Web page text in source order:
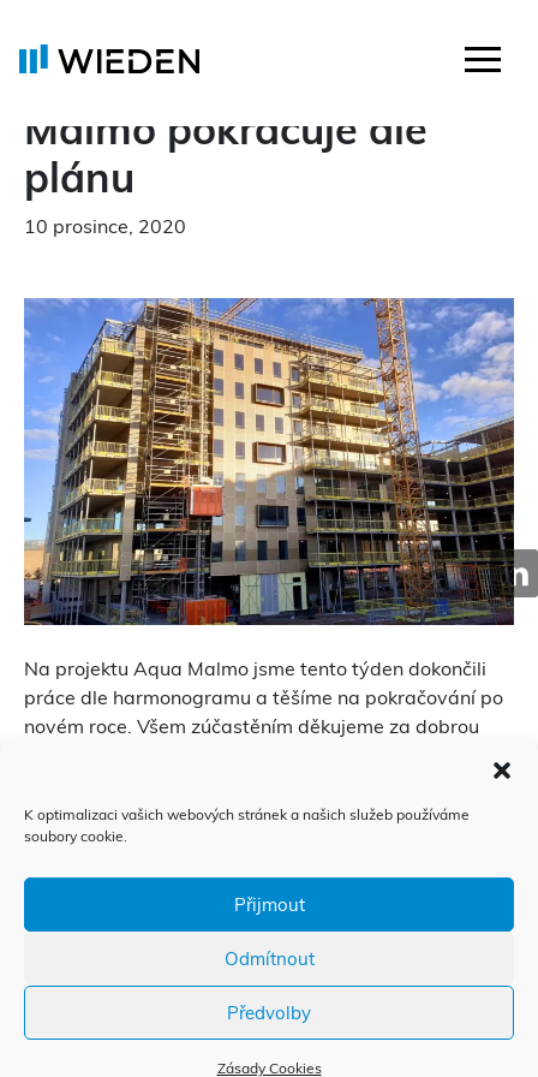
K optimalizaci vašich webových stránek a našich služeb používáme
soubory cookie.
Přijmout
Odmítnout
Předvolby
Zásady Cookies
Montáž projektu Aqua
Malmo pokračuje dle
plánu
10 prosince, 2020
Na projektu Aqua Malmo jsme tento týden dokončili
práce dle harmonogramu a těšíme na pokračování po
novém roce. Všem zúčastěním děkujeme za dobrou
Integrovaný systém managementu